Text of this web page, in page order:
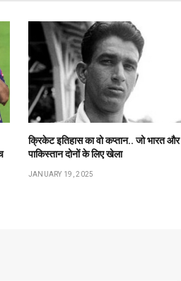
क्रिकेट इतिहास का वो कप्तान.. जो भारत और
पाकिस्तान दोनों के लिए खेला
JANUARY 19, 2025